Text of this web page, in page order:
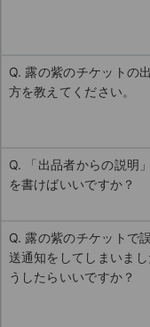
Q. 露の紫のチケットの
方を教えてください。
Q. 「出品者からの説明
を書けばいいですか？
Q. 露の紫のチケットで
送通知をしてしまいま
うしたらいいですか？